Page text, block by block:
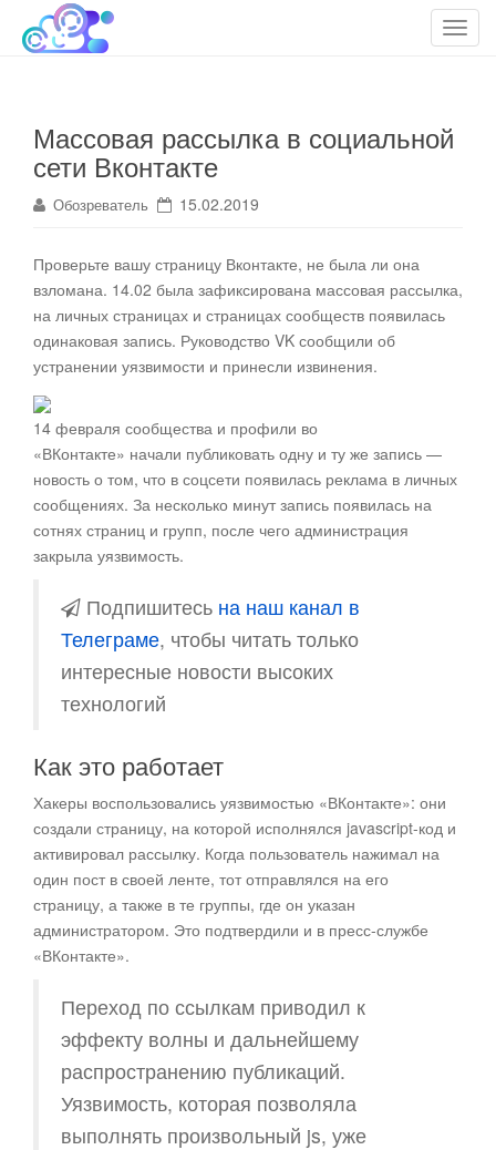
T
g
Облако технологий
cloudteh.ru
Массовая рассылка в социальной
сети Вконтакте
Обозреватель 15.02.2019
Проверьте вашу страницу Вконтакте, не была ли она
взломана. 14.02 была зафиксирована массовая рассылка,
на личных страницах и страницах сообществ появилась
одинаковая запись. Руководство VK сообщили об
устранении уязвимости и принесли извинения.
14 февраля сообщества и профили во
«ВКонтакте» начали публиковать одну и ту же запись —
новость о том, что в соцсети появилась реклама в личных
сообщениях. За несколько минут запись появилась на
сотнях страниц и групп, после чего администрация
закрыла уязвимость.
Подпишитесь на наш канал в
Телеграме, чтобы читать только
интересные новости высоких
технологий
Как это работает
Хакеры воспользовались уязвимостью «ВКонтакте»: они
создали страницу, на которой исполнялся javascript-код и
активировал рассылку. Когда пользователь нажимал на
один пост в своей ленте, тот отправлялся на его
страницу, а также в те группы, где он указан
администратором. Это подтвердили и в пресс-службе
«ВКонтакте».
Переход по ссылкам приводил к
эффекту волны и дальнейшему
распространению публикаций.
Уязвимость, которая позволяла
выполнять произвольный js, уже